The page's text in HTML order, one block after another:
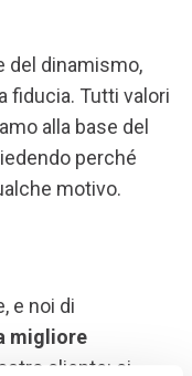
del dinamismo,
fiducia. Tutti valori
alla base del
perché
motivo.
e noi di
migliore
cliente: ci